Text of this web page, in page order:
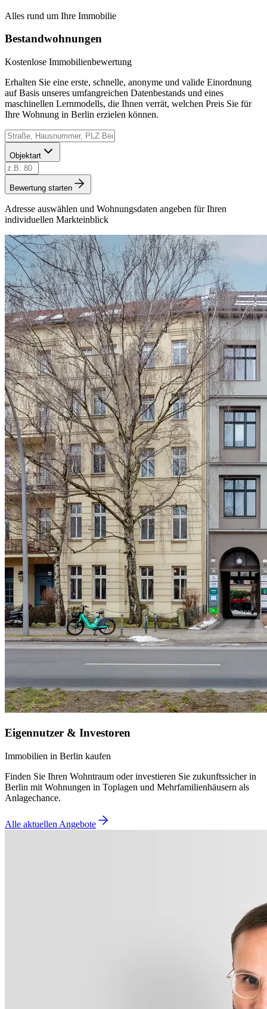
Alles rund um Ihre Immobilie
Bestandwohnungen
Kostenlose Immobilienbewertung
Erhalten Sie eine erste, schnelle, anonyme und valide Einordnung
auf Basis unseres umfangreichen Datenbestands und eines
maschinellen Lernmodells, die Ihnen verrät, welchen Preis Sie für
Ihre Wohnung in Berlin erzielen können.
Objektart
Bewertung starten
Adresse auswählen und Wohnungsdaten angeben für Ihren
individuellen Markteinblick
Eigennutzer & Investoren
Immobilien in Berlin kaufen
Finden Sie Ihren Wohntraum oder investieren Sie zukunftssicher in
Berlin mit Wohnungen in Toplagen und Mehrfamilienhäusern als
Anlagechance.
Alle aktuellen Angebote